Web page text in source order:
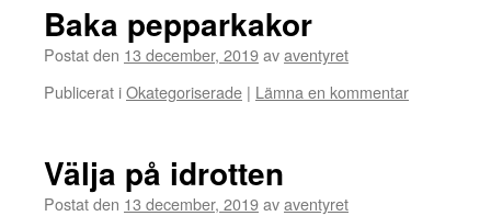
Baka pepparkakor
Postat den 13 december, 2019avaventyret
Publicerat iOkategoriserade | Lämna en kommentar
Välja på idrotten
Postat den 13 december, 2019avaventyret